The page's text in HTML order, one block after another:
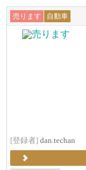
売ります 自動車
[登録者] dan.techan